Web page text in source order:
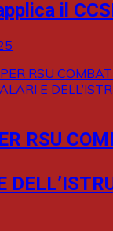
il
RSU